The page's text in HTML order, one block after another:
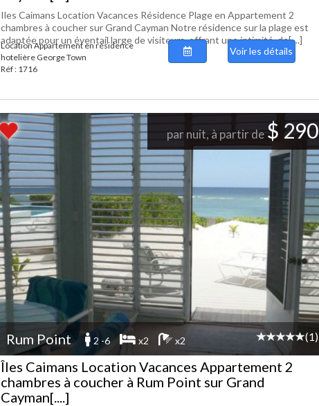
Iles Caimans Location Vacances Résidence Plage en Appartement 2
chambres à coucher sur Grand Cayman Notre résidence sur la plage est
adaptée pour un éventail large de visiteurs, offrant une intimité, de[....]
Location Appartement en résidence
hotelière George Town
Réf : 1716
Voir les détails
par nuit, à partir de $ 290
Rum Point 2 -6 x2 x2 (1)
Îles Caimans Location Vacances Appartement 2
chambres à coucher à Rum Point sur Grand
Cayman[....]